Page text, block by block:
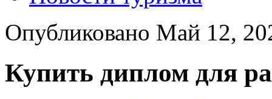
Опубликовано Май 12,
Купить диплом для